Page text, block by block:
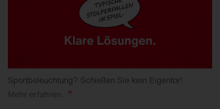
Sportbeleuchtung? Schießen Sie kein Eigentor!
Mehr erfahren.